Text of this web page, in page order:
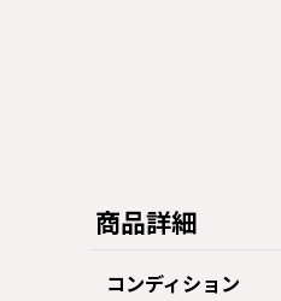
商品詳細
コンディション